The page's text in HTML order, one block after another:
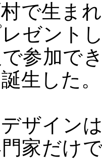
で生ま
ゼント
参加で
生した。
ザイン
家だけ